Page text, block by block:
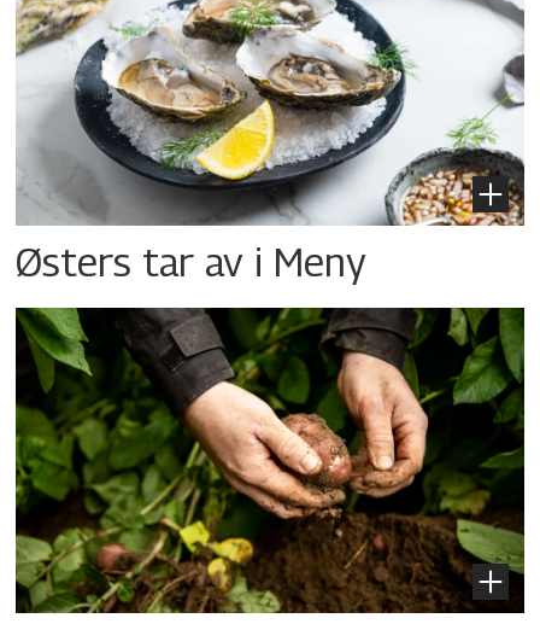
Østers tar av i Meny